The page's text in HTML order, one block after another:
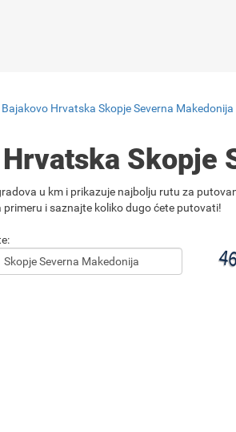
Hrvatska Skopje Severna Makedonija
Skopje
u km i prikazuje najbolju rutu za
i saznajte koliko dugo ćete putovati!